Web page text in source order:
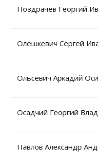
Ноздрачев Георгий
Олешкевич Сергей
Ольсевич Аркадий
Осадчий Георгий
Павлов Александр